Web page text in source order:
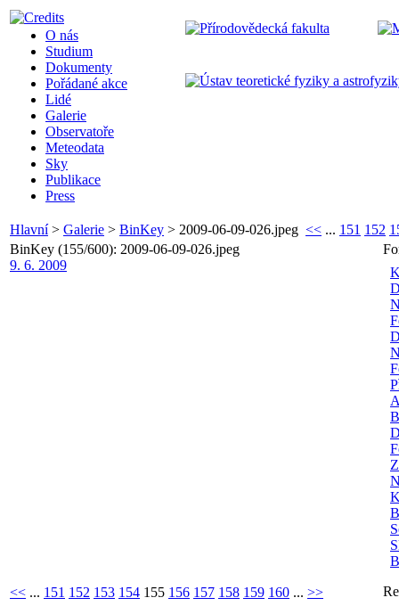
O nás
Studium
Dokumenty
Pořádané akce
Lidé
Galerie
Observatoře
Meteodata
Sky
Publikace
Press
Hlavní> Galerie > BinKey > 2009-06-09-026.jpeg << ... 151 152
BinKey (155/600): 2009-06-09-026.jpeg
9. 6. 2009
<< ... 151 152 153 154 155 156 157 158 159 160 ... >>